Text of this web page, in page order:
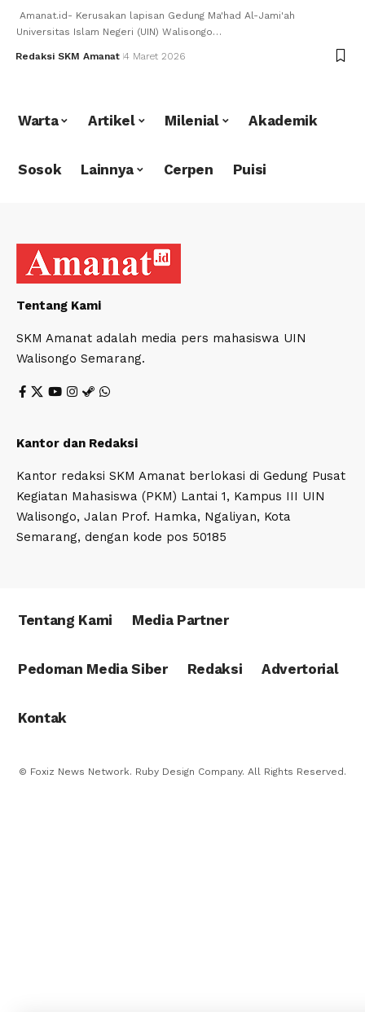
‎‎ Amanat.id- Kerusakan lapisan Gedung Ma'had Al-Jami'ah
Universitas Islam Negeri (UIN) Walisongo…
Redaksi SKM Amanat 4 Maret 2026
Warta Artikel Milenial Akademik
Sosok Lainnya Cerpen Puisi
Tentang Kami
SKM Amanat adalah media pers mahasiswa UIN
Walisongo Semarang.
Kantor dan Redaksi
Kantor redaksi SKM Amanat berlokasi di Gedung Pusat
Kegiatan Mahasiswa (PKM) Lantai 1, Kampus III UIN
Walisongo, Jalan Prof. Hamka, Ngaliyan, Kota
Semarang, dengan kode pos 50185
Tentang Kami Media Partner
Pedoman Media Siber Redaksi Advertorial
Kontak
© Foxiz News Network. Ruby Design Company. All Rights Reserved.